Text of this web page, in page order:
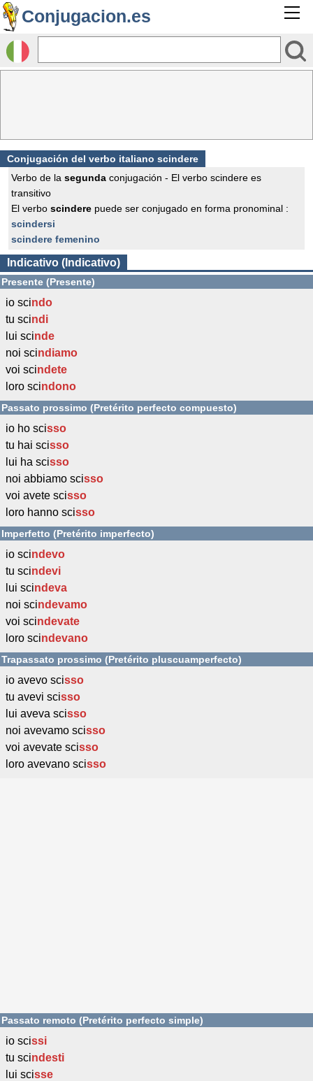
Conjugacion.es
Conjugación del verbo italiano scindere
Verbo de la segunda conjugación - El verbo scindere es
transitivo
El verbo scindere puede ser conjugado en forma pronominal :
scindersi
scindere femenino
Indicativo (Indicativo)
Presente (Presente)
io scindo
tu scindi
lui scinde
noi scindiamo
voi scindete
loro scindono
Passato prossimo (Pretérito perfecto compuesto)
io ho scisso
tu hai scisso
lui ha scisso
noi abbiamo scisso
voi avete scisso
loro hanno scisso
Imperfetto (Pretérito imperfecto)
io scindevo
tu scindevi
lui scindeva
noi scindevamo
voi scindevate
loro scindevano
Trapassato prossimo (Pretérito pluscuamperfecto)
io avevo scisso
tu avevi scisso
lui aveva scisso
noi avevamo scisso
voi avevate scisso
loro avevano scisso
Passato remoto (Pretérito perfecto simple)
io scissi
tu scindesti
lui scisse